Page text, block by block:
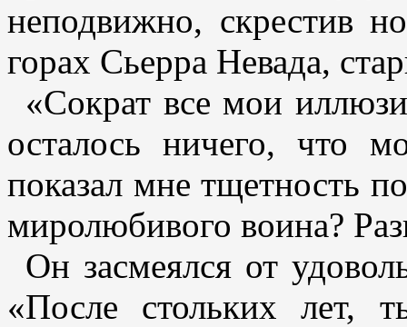
неподвижно, скрестив
горах Сьерра Невада,
«Сократ все мои
осталось ничего, что
показал мне тщетность
миролюбивого воина?
Он засмеялся от
«После стольких лет,